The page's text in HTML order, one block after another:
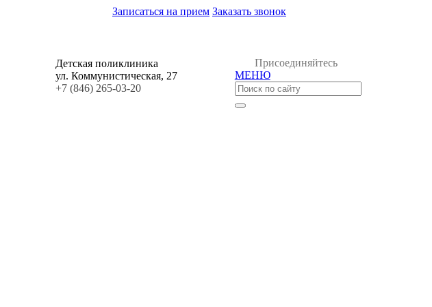
Записаться на прием Заказать звонок
Детская поликлиника
ул. Коммунистическая, 27
+7 (846) 265-03-20
Присоединяйтесь
МЕНЮ